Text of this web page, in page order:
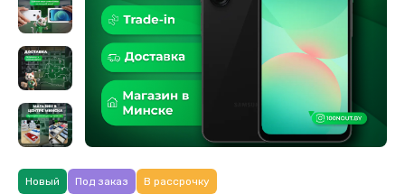
Новый Под заказ В рассрочку